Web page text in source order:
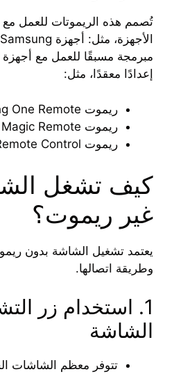
تُصمم هذه الريموتات للعمل
مبرمجة مسبقًا للعمل مع أجهزة
إعدادًا معقدًا، مثل:
ريموت Samsung One Remote
ريموت LG Magic Remote
ريموت Sony Remote Control
كيف تشغل
غير ريموت؟
يعتمد تشغيل الشاشة بدون
وطريقة اتصالها.
1. استخدام زر
الشاشة
تتوفر معظم الشاشات